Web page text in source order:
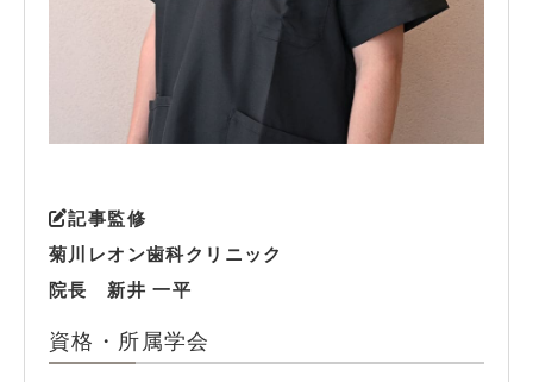
記事監修
菊川レオン歯科クリニック
院長 新井 一平
資格・所属学会